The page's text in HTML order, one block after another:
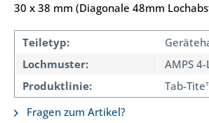
30 x 38 mm (Diagonale 48mm
Teiletyp:
Lochmuster:
AMPS
Produktlinie:
Tab-
Fragen zum Artikel?